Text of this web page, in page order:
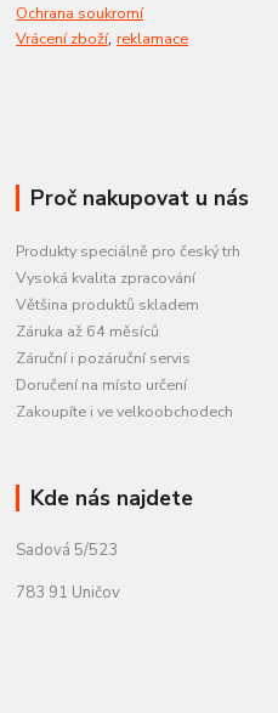
Ochrana soukromí
Vrácení zboží,reklamace
Proč nakupovat u nás
Produkty speciálně pro český trh
Vysoká kvalita zpracování
Většina produktů skladem
Záruka až 64 měsíců
Záruční i pozáruční servis
Doručení na místo určení
Zakoupíte i ve velkoobchodech
Kde nás najdete
Sadová 5/523
783 91 Uničov